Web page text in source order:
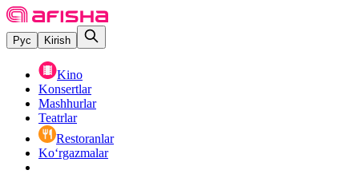
Рус Kirish
Kino
Konsertlar
Mashhurlar
Teatrlar
Restoranlar
Ko‘rgazmalar